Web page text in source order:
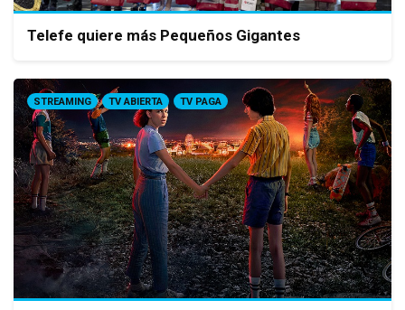
Telefe quiere más Pequeños Gigantes
STREAMING TV ABIERTA TV PAGA